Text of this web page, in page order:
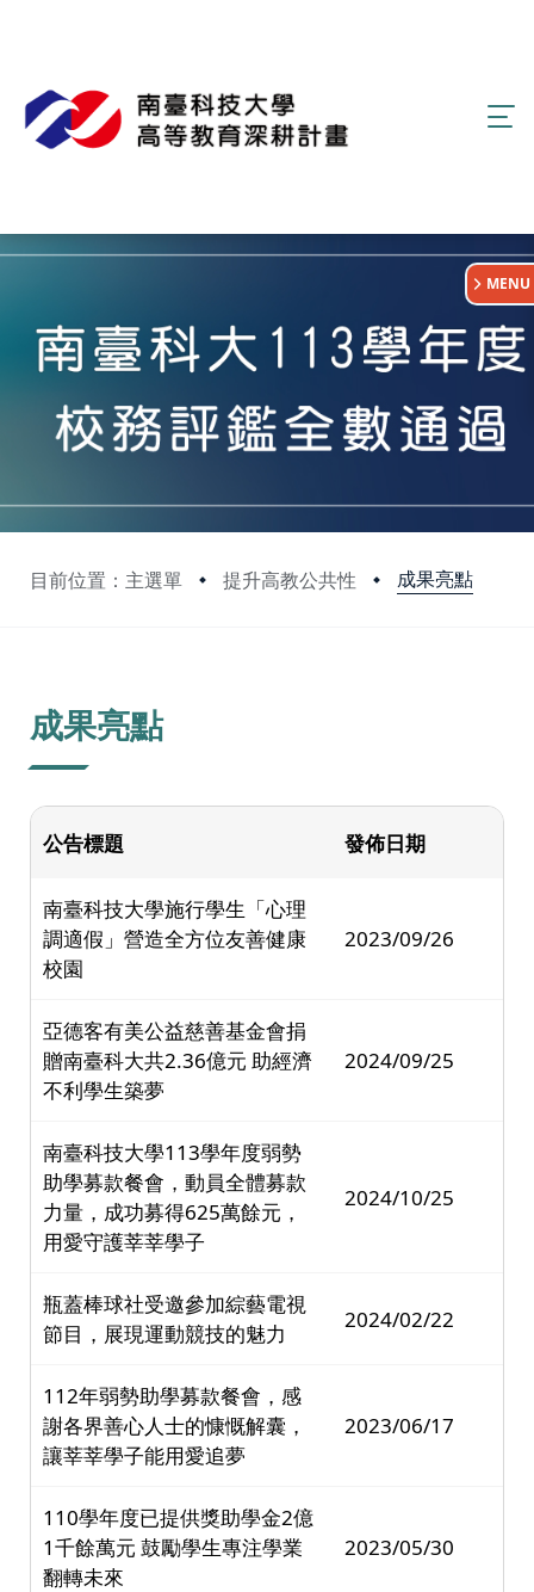
目前位置：主選單 提升高教公共性 成果亮點
:::
MENU
成果亮點
公告標題 發佈日期
南臺科技大學施行學生「心理
調適假」營造全方位友善健康
校園
2023/09/26
亞德客有美公益慈善基金會捐
贈南臺科大共2.36億元 助經濟
不利學生築夢
2024/09/25
南臺科技大學113學年度弱勢
助學募款餐會，動員全體募款
力量，成功募得625萬餘元，
用愛守護莘莘學子
2024/10/25
瓶蓋棒球社受邀參加綜藝電視
節目，展現運動競技的魅力
2024/02/22
112年弱勢助學募款餐會，感
謝各界善心人士的慷慨解囊，
讓莘莘學子能用愛追夢
2023/06/17
110學年度已提供獎助學金2億
1千餘萬元 鼓勵學生專注學業
翻轉未來
2023/05/30